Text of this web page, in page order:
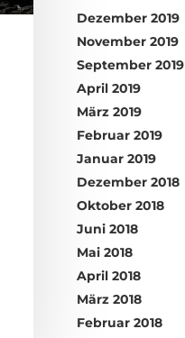
Dezember 2019
November 2019
September 2019
April 2019
März 2019
Februar 2019
Januar 2019
Dezember 2018
Oktober 2018
Juni 2018
Mai 2018
April 2018
März 2018
Februar 2018